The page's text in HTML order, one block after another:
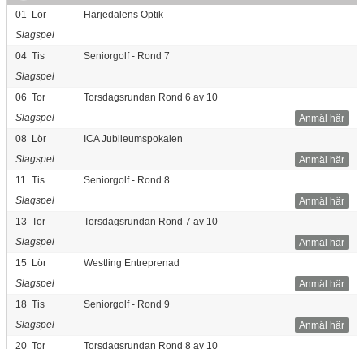
01
Lör
Härjedalens Optik
Slagspel
04 Tis
Seniorgolf - Rond 7
Slagspel
06 Tor
Torsdagsrundan Rond 6 av 10
Anmäl här
Slagspel
08
Lör
ICA Jubileumspokalen
Anmäl här
Slagspel
11 Tis
Seniorgolf - Rond 8
Anmäl här
Slagspel
13 Tor
Torsdagsrundan Rond 7 av 10
Anmäl här
Slagspel
15
Lör
Westling Entreprenad
Anmäl här
Slagspel
18 Tis
Seniorgolf - Rond 9
Anmäl här
Slagspel
20 Tor Torsdagsrundan Rond 8 av 10